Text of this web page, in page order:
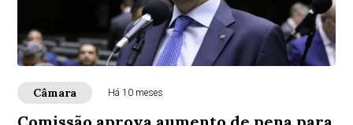
Câmara Há 10 meses